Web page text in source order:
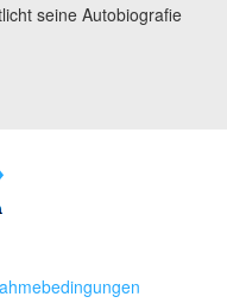
seine Autobiografie